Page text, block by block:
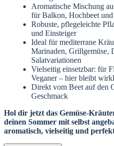
Aromatische Mischung
für Balkon, Hochbeet
Robuste, pflegeleichte
und Einsteiger
Ideal für mediterrane
Marinaden, Grillgemüse,
Salatvariationen
Vielseitig einsetzbar: für
Veganer – hier bleibt
Direkt vom Beet auf den
Geschmack
Hol dir jetzt das Gemüse-
deinen Sommer mit selbst
aromatisch, vielseitig und